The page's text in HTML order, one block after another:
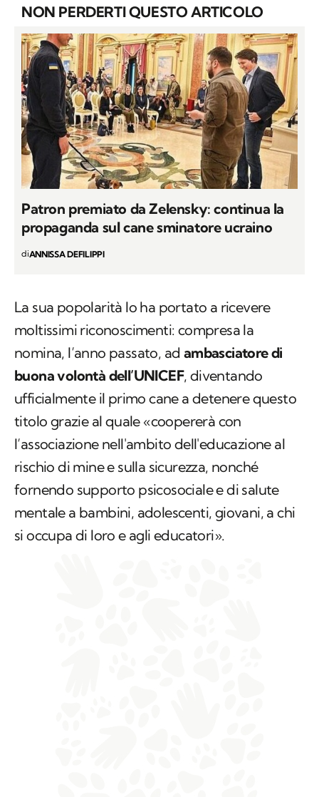
NON PERDERTI QUESTO ARTICOLO
Patron premiato da Zelensky: continua la
propaganda sul cane sminatore ucraino
diANNISSA DEFILIPPI
La sua popolarità lo ha portato a ricevere
moltissimi riconoscimenti: compresa la
nomina, l’anno passato, ad ambasciatore di
buona volontà dell’UNICEF, diventando
ufficialmente il primo cane a detenere questo
titolo grazie al quale «coopererà con
l’associazione nell'ambito dell'educazione al
rischio di mine e sulla sicurezza, nonché
fornendo supporto psicosociale e di salute
mentale a bambini, adolescenti, giovani, a chi
si occupa di loro e agli educatori».